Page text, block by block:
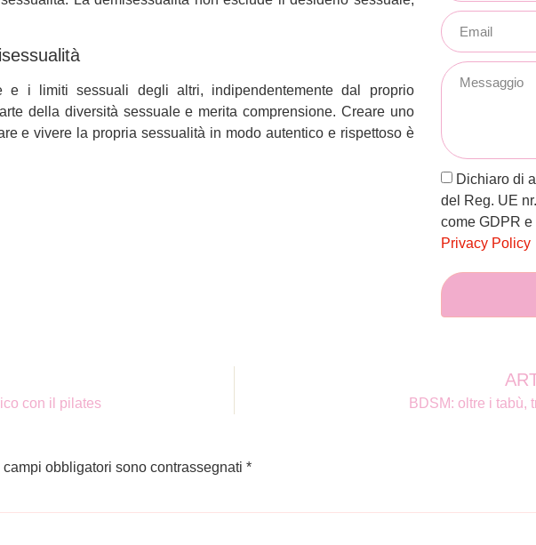
e i limiti sessuali degli altri, indipendentemente dal proprio
della diversità sessuale e merita comprensione. Creare uno
e vivere la propria sessualità in modo autentico e rispettoso è
Dichiaro di
del Reg. UE
come GDPR
Privacy Policy
con il pilates BDSM: oltre i tabù,
I campi obbligatori sono contrassegnati *